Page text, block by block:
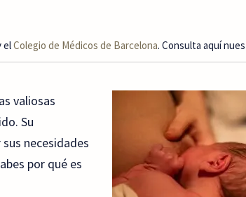
elColegio de Médicos de Barcelona. Consulta aquí
valiosas
Su
necesidades
por qué es